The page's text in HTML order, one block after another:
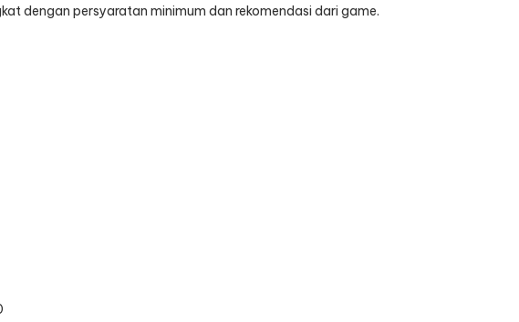
dengan persyaratan minimum dan rekomendasi dari game.